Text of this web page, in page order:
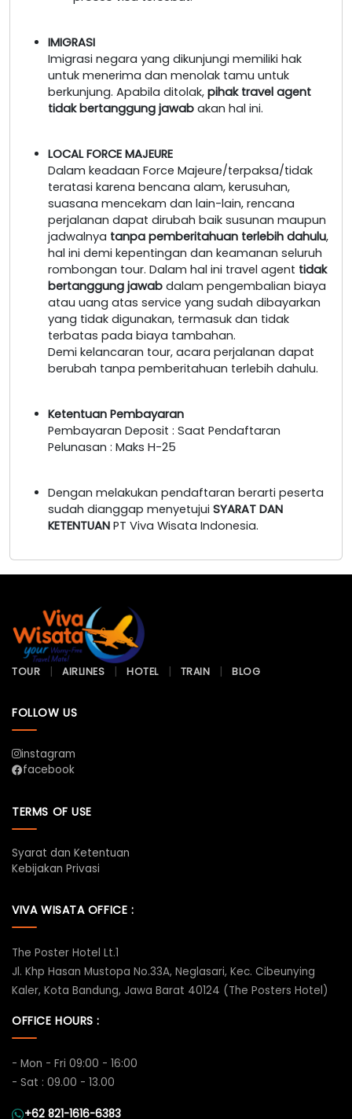
IMIGRASI
Imigrasi negara yang dikunjungi memiliki hak
untuk menerima dan menolak tamu untuk
berkunjung. Apabila ditolak, pihak travel agent
tidak bertanggung jawab akan hal ini.
LOCAL FORCE MAJEURE
Dalam keadaan Force Majeure/terpaksa/tidak
teratasi karena bencana alam, kerusuhan,
suasana mencekam dan lain-lain, rencana
perjalanan dapat dirubah baik susunan maupun
jadwalnya tanpa pemberitahuan terlebih dahulu,
hal ini demi kepentingan dan keamanan seluruh
rombongan tour. Dalam hal ini travel agent tidak
bertanggung jawab dalam pengembalian biaya
atau uang atas service yang sudah dibayarkan
yang tidak digunakan, termasuk dan tidak
terbatas pada biaya tambahan.
Demi kelancaran tour, acara perjalanan dapat
berubah tanpa pemberitahuan terlebih dahulu.
Ketentuan Pembayaran
Pembayaran Deposit : Saat Pendaftaran
Pelunasan : Maks H-25
Dengan melakukan pendaftaran berarti peserta
sudah dianggap menyetujui SYARAT DAN
KETENTUAN PT Viva Wisata Indonesia.
TOUR AIRLINES HOTEL TRAIN BLOG
FOLLOW US
instagram
facebook
TERMS OF USE
Syarat dan Ketentuan
Kebijakan Privasi
VIVA WISATA OFFICE :
The Poster Hotel Lt.1
Jl. Khp Hasan Mustopa No.33A, Neglasari, Kec. Cibeunying
Kaler, Kota Bandung, Jawa Barat 40124 (The Posters Hotel)
OFFICE HOURS :
- Mon - Fri 09:00 - 16:00
- Sat : 09.00 - 13.00
+62 821-1616-6383